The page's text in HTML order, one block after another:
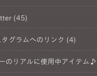
(45)
グラムへのリンク (4)
のリアルに使用中アイテム